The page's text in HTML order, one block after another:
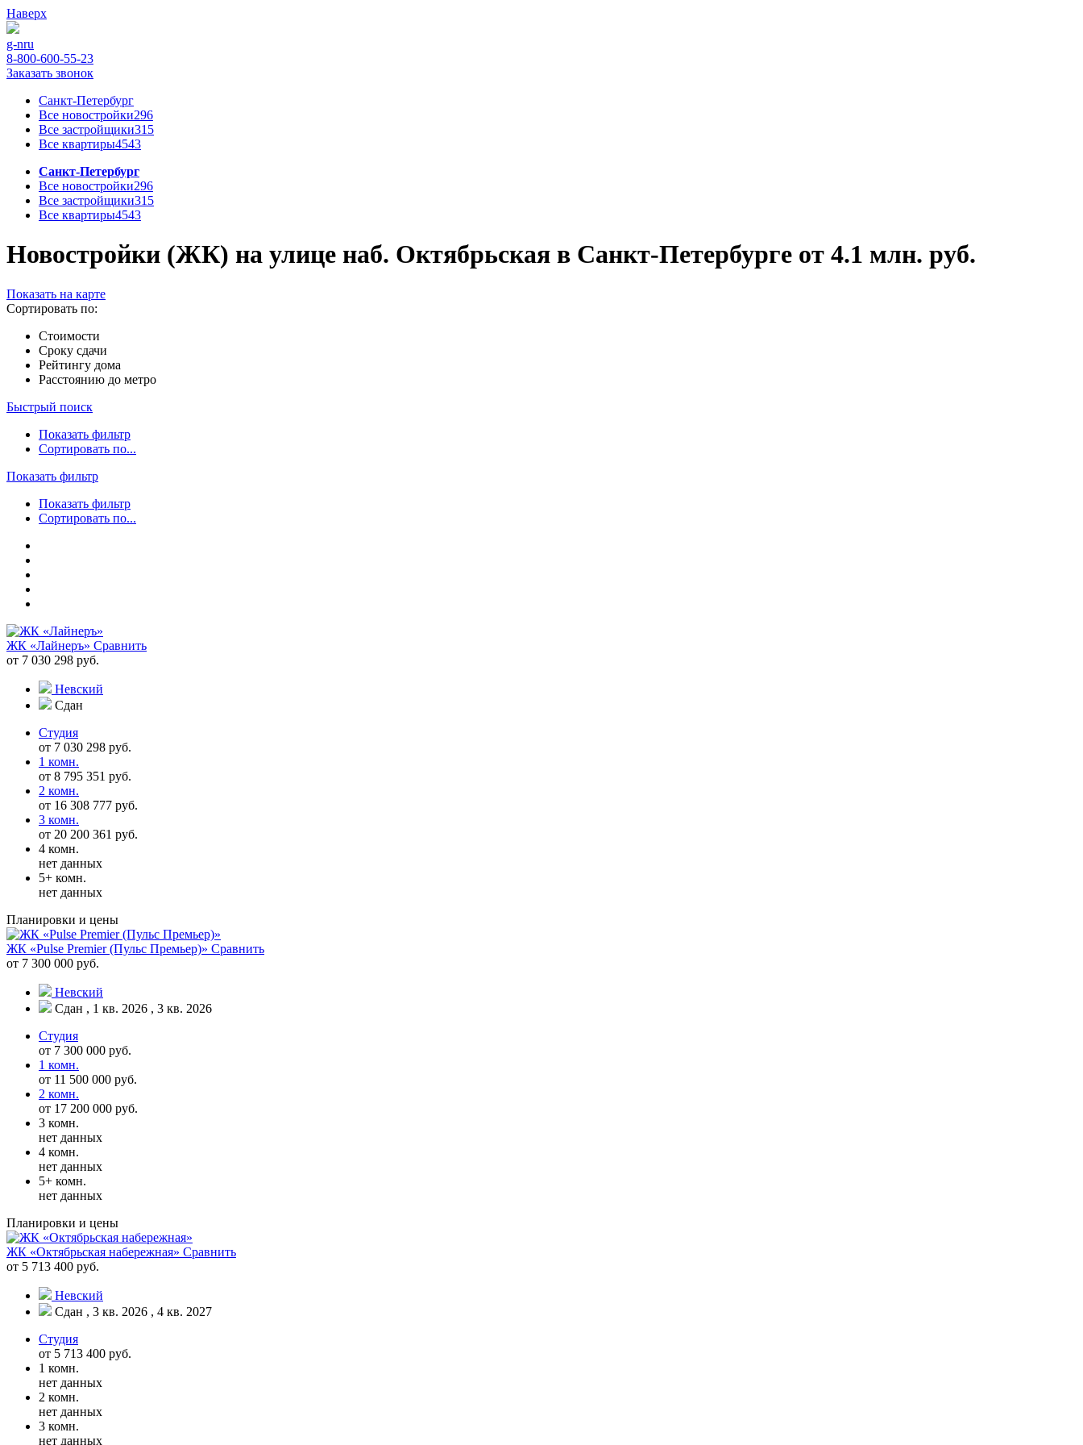
Наверх
g-nru
8-800-600-55-23
Заказать звонок
Санкт-Петербург
Все новостройки296
Все застройщики315
Все квартиры4543
Санкт-Петербург
Все новостройки296
Все застройщики315
Все квартиры4543
Новостройки (ЖК) на улице наб. Октябрьская в Санкт-Петербурге от 4.1 млн. руб.
Показать на карте
Сортировать по:
Стоимости
Сроку сдачи
Рейтингу дома
Расстоянию до метро
Быстрый поиск
Показать фильтр
Сортировать по...
Показать фильтр
Показать фильтр
Сортировать по...
ЖК «Лайнеръ» Сравнить
от 7 030 298 руб.
Невский
Сдан
Студия
от 7 030 298 руб.
1 комн.
от 8 795 351 руб.
2 комн.
от 16 308 777 руб.
3 комн.
от 20 200 361 руб.
4 комн.
нет данных
5+ комн.
нет данных
Планировки и цены
ЖК «Pulse Premier (Пульс Премьер)» Сравнить
от 7 300 000 руб.
Невский
Сдан , 1 кв. 2026 , 3 кв. 2026
Студия
от 7 300 000 руб.
1 комн.
от 11 500 000 руб.
2 комн.
от 17 200 000 руб.
3 комн.
нет данных
4 комн.
нет данных
5+ комн.
нет данных
Планировки и цены
ЖК «Октябрьская набережная» Сравнить
от 5 713 400 руб.
Невский
Сдан , 3 кв. 2026 , 4 кв. 2027
Студия
от 5 713 400 руб.
1 комн.
нет данных
2 комн.
нет данных
3 комн.
нет данных